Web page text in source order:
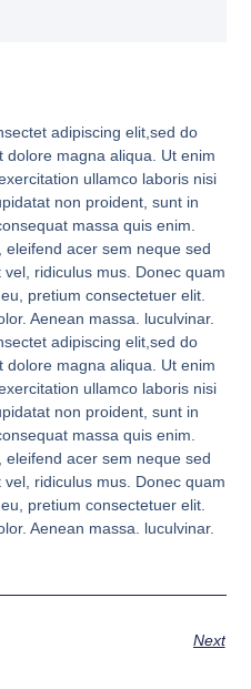
adipiscing elit,sed do
magna aliqua. Ut enim
ullamco laboris nisi
non proident, sunt in
massa quis enim.
acer sem neque sed
ridiculus mus. Donec quam
pretium consectetuer elit.
Aenean massa. luculvinar.
adipiscing elit,sed do
magna aliqua. Ut enim
ullamco laboris nisi
non proident, sunt in
massa quis enim.
acer sem neque sed
ridiculus mus. Donec quam
pretium consectetuer elit.
Aenean massa. luculvinar.
Next